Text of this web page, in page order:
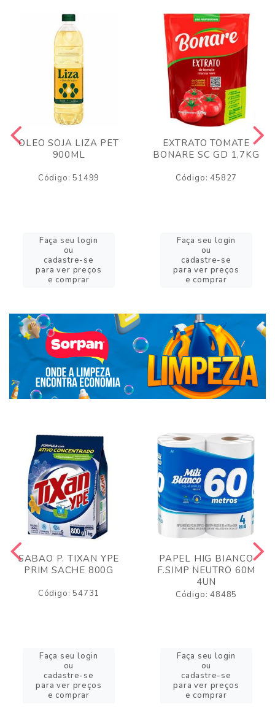
OLEO SOJA LIZA PET
900ML
Código: 51499
Faça seu login
ou
cadastre-se
para ver preços
e comprar
EXTRATO TOMATE
BONARE SC GD 1,7KG
Código: 45827
Faça seu login
ou
cadastre-se
para ver preços
e comprar
SABAO P. TIXAN YPE
PRIM SACHE 800G
Código: 54731
Faça seu login
ou
cadastre-se
para ver preços
e comprar
PAPEL HIG BIANCO
F.SIMP NEUTRO 60M
4UN
Código: 48485
Faça seu login
ou
cadastre-se
para ver preços
e comprar